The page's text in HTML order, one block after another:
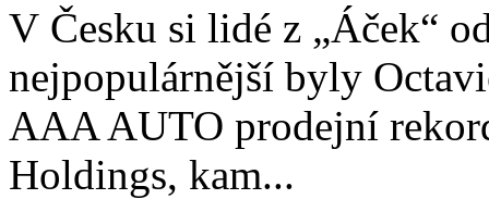
V Česku si lidé z „Áček“
nejpopulárnější byly
AAA AUTO prodejní
Holdings, kam...